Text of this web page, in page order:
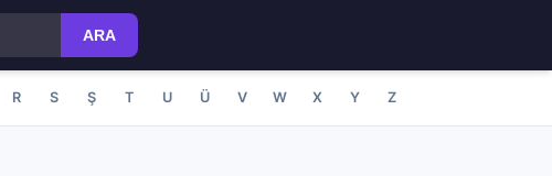
ARA
R S Ş T U Ü V W X Y Z